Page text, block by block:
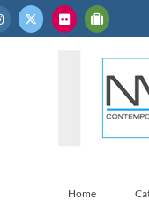
Home